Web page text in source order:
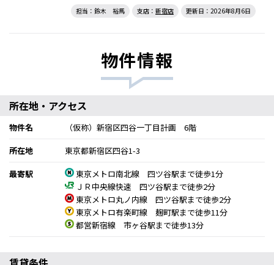
担当：鈴木 裕馬 支店： 新宿店 更新日：2026年8月6日
物件情報
所在地・アクセス
物件名
（仮称）新宿区四谷一丁目計画 6階
所在地
東京都新宿区四谷1-3
最寄駅
東京メトロ南北線 四ツ谷駅まで徒歩1分
ＪＲ中央線快速 四ツ谷駅まで徒歩2分
東京メトロ丸ノ内線 四ツ谷駅まで徒歩2分
東京メトロ有楽町線 麹町駅まで徒歩11分
都営新宿線 市ヶ谷駅まで徒歩13分